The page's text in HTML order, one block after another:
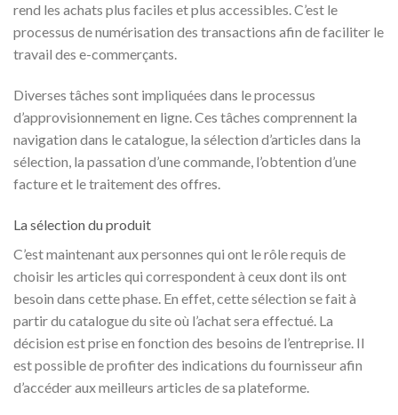
rend les achats plus faciles et plus accessibles. C’est le
processus de numérisation des transactions afin de faciliter le
travail des e-commerçants.
Diverses tâches sont impliquées dans le processus
d’approvisionnement en ligne. Ces tâches comprennent la
navigation dans le catalogue, la sélection d’articles dans la
sélection, la passation d’une commande, l’obtention d’une
facture et le traitement des offres.
La sélection du produit
C’est maintenant aux personnes qui ont le rôle requis de
choisir les articles qui correspondent à ceux dont ils ont
besoin dans cette phase. En effet, cette sélection se fait à
partir du catalogue du site où l’achat sera effectué. La
décision est prise en fonction des besoins de l’entreprise. Il
est possible de profiter des indications du fournisseur afin
d’accéder aux meilleurs articles de sa plateforme.